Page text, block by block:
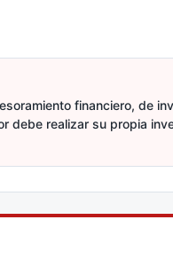
financiero, de
debe realizar su propia